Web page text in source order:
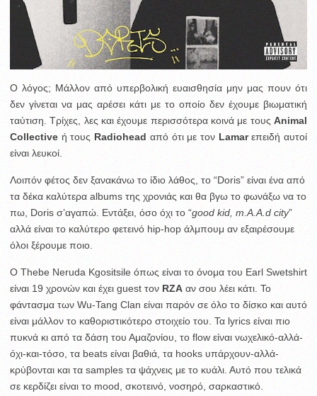
Ο λόγος; Μάλλον από υπερβολική ευαισθησία μην μας πουν ότι
δεν γίνεται να μας αρέσει κάτι με το οποίο δεν έχουμε βιωματική
ταύτιση. Τρίχες, λες και έχουμε περισσότερα κοινά με τους Animal
Collective ή τους Radiohead από ότι με τον Lamarεπειδή αυτοί
είναι λευκοί.
Λοιπόν φέτος δεν ξανακάνω το ίδιο λάθος, το “Doris” είναι ένα από
τα δέκα καλύτερα albums της χρονιάς και θα βγω το φωνάξω να το
πω, Doris σ’αγαπώ. Εντάξει, όσο όχι το “good kid, m.A.A.d city”
αλλά είναι το καλύτερο φετεινό hip-hop άλμπουμ αν εξαιρέσουμε
όλοι ξέρουμε ποιο.
Ο Thebe Neruda Kgositsile όπως είναι το όνομα του Earl Swetshirt
είναι 19 χρονών και έχει guest τον RZA αν σου λέει κάτι. Το
φάντασμα των Wu-Tang Clan είναι παρόν σε όλο το δίσκο και αυτό
είναι μάλλον το καθοριστικότερο στοιχείο του. Τα lyrics είναι πιο
πυκνά κι από τα δάση του Αμαζονίου, το flow είναι νωχελικό-αλλά-
όχι-και-τόσο, τα beats είναι βαθιά, τα hooks υπάρχουν-αλλά-
κρύβονται και τα samples τα ψάχνεις με το κυάλι. Αυτό που τελικά
σε κερδίζει είναι το mood, σκοτεινό, νοσηρό, σαρκαστικό.